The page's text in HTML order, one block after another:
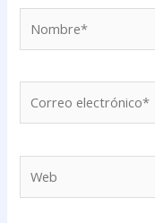
electrónico*